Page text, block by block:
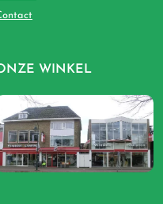
WINKEL